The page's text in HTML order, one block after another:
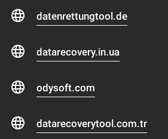
datenrettungtool.de
datarecovery.in.ua
odysoft.com
datarecoverytool.com.tr